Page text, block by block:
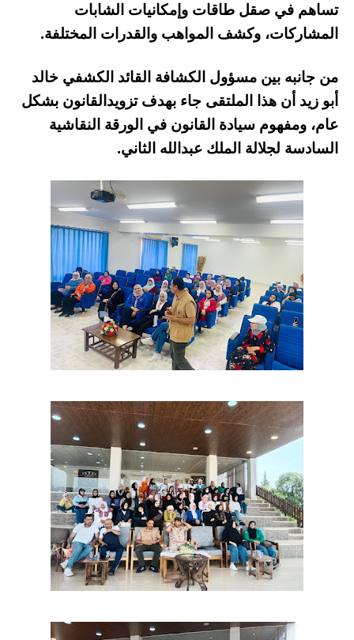
تساهم في صقل طاقات وإمكانيات الشابات
المشاركات، وكشف المواهب والقدرات المختلفة.
من جانبه بين مسؤول الكشافة القائد الكشفي خالد
أبو زيد أن هذا الملتقى جاء بهدف تزويدالقانون بشكل
عام، ومفهوم سيادة القانون في الورقة النقاشية
السادسة لجلالة الملك عبدالله الثاني.